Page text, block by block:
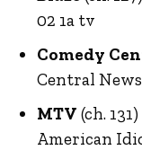
02 1a tv
Comedy
Central News
MTV (ch.
American